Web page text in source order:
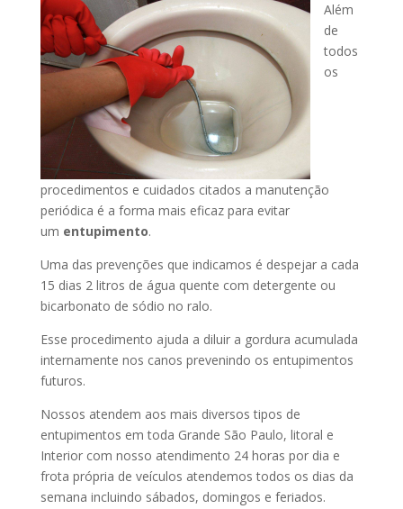
Além
de
todos
os
procedimentos e cuidados citados a manutenção
periódica é a forma mais eficaz para evitar
um entupimento.
Uma das prevenções que indicamos é despejar a cada
15 dias 2 litros de água quente com detergente ou
bicarbonato de sódio no ralo.
Esse procedimento ajuda a diluir a gordura acumulada
internamente nos canos prevenindo os entupimentos
futuros.
Nossos atendem aos mais diversos tipos de
entupimentos em toda Grande São Paulo, litoral e
Interior com nosso atendimento 24 horas por dia e
frota própria de veículos atendemos todos os dias da
semana incluindo sábados, domingos e feriados.